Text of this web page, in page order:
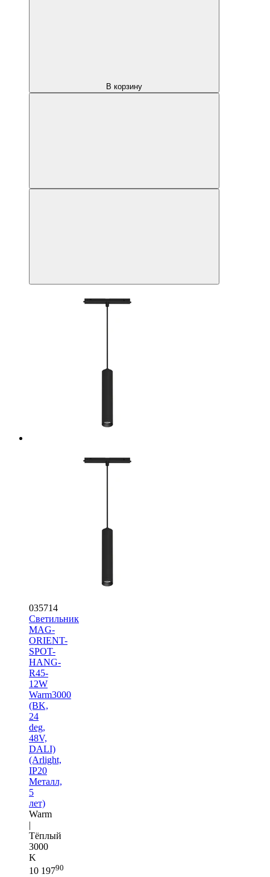
В корзину
035714
Светильник
MAG-
ORIENT-
SPOT-
HANG-
R45-
12W
Warm3000
(BK,
24
deg,
48V,
DALI)
(Arlight,
IP20
Металл,
5
лет)
Warm
|
Тёплый
3000
K
10 19790